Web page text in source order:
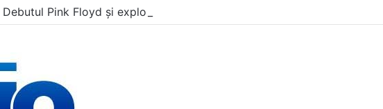
Debutul Pink Floyd și explozia The Kinks